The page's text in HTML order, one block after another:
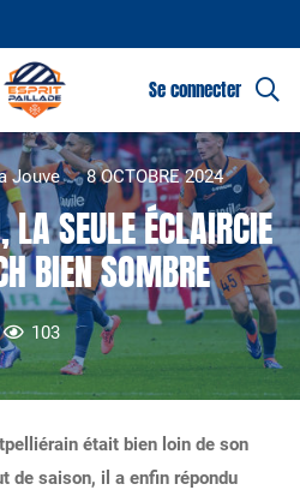
Se connecter
Jouve 8 OCTOBRE 2024
SEULE ÉCLAIRCIE
BIEN SOMBRE
103
était bien loin de son
de saison, il a enfin répondu